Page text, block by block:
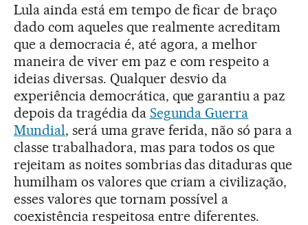
Lula ainda está em tempo de ficar de braço
dado com aqueles que realmente acreditam
que a democracia é, até agora, a melhor
maneira de viver em paz e com respeito a
ideias diversas. Qualquer desvio da
experiência democrática, que garantiu a paz
depois da tragédia da Segunda Guerra
Mundial, será uma grave ferida, não só para a
classe trabalhadora, mas para todos os que
rejeitam as noites sombrias das ditaduras que
humilham os valores que criam a civilização,
esses valores que tornam possível a
coexistência respeitosa entre diferentes.